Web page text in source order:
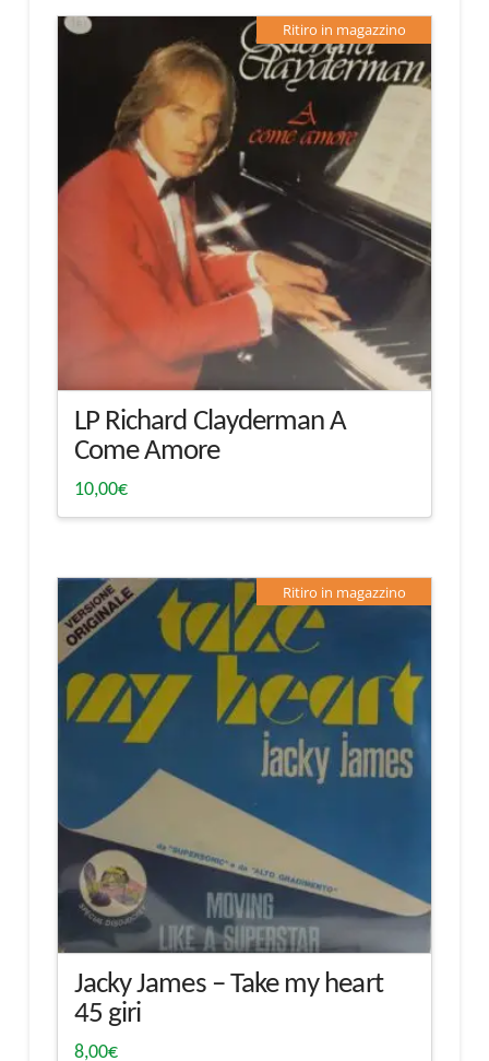
Ritiro in magazzino
LP Richard Clayderman A
Come Amore
10,00€
Ritiro in magazzino
Jacky James – Take my heart
45 giri
8,00€